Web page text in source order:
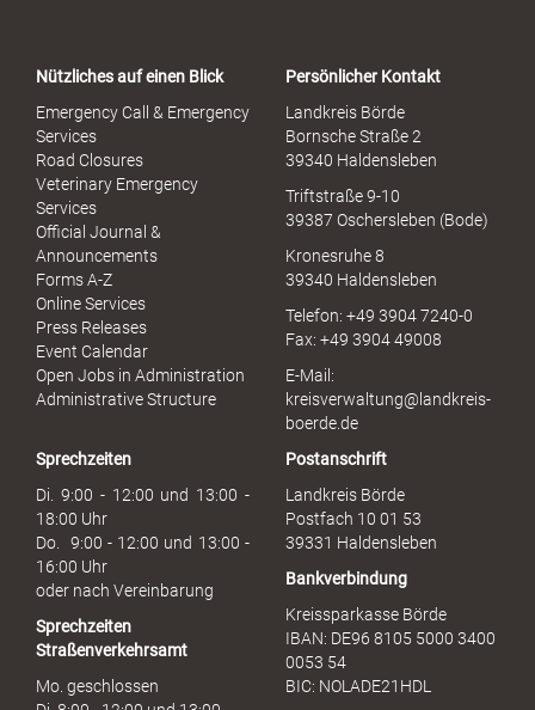
u
h
Nützliches auf einen Blick
Emergency Call & Emergency
Services
Road Closures
Veterinary Emergency
Services
Official Journal &
Announcements
Forms A-Z
Online Services
Press Releases
Event Calendar
Open Jobs in Administration
Administrative Structure
Persönlicher Kontakt
Landkreis Börde
Bornsche Straße 2
39340 Haldensleben
Triftstraße 9-10
39387 Oschersleben (Bode)
Kronesruhe 8
39340 Haldensleben
Telefon: +49 3904 7240-0
Fax: +49 3904 49008
E-Mail:
kreisverwaltung@landkreis-
boerde.de
Sprechzeiten
Di. 9:00 - 12:00 und 13:00 -
18:00 Uhr
Do. 9:00 - 12:00 und 13:00 -
16:00 Uhr
oder nach Vereinbarung
Sprechzeiten
Straßenverkehrsamt
Mo. geschlossen
Postanschrift
Landkreis Börde
Postfach 10 01 53
39331 Haldensleben
Bankverbindung
Kreissparkasse Börde
IBAN: DE96 8105 5000 3400
0053 54
BIC: NOLADE21HDL